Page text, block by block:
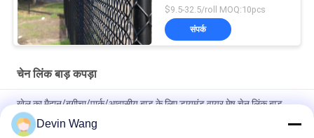
$9.5-32.5/roll MOQ:10pcs
संपर्क
चेन लिंक बाड़ कपड़ा
खेल का मैदान/बगीचा/पार्क/आवासीय बाड़ के लिए डायमंड वायर मेष चेन लिंक बाड़
बनाने की बुना तकनीक
Devin Wang